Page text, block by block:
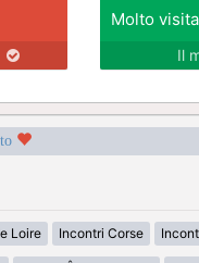
Molto
Il
Loire Incontri Corse